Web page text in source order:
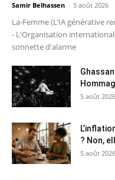
Samir Belhassen - 5 août 2026
La-Femme (L’IA générative
- L'Organisation
sonnette d'alarme
5 août 2026
? Non,
5 août 2026